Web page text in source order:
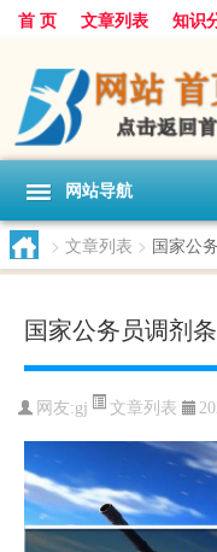
首 页 文章列表 知识
网站导航
> 文章列表 > 国家公
国家公务员调剂
网友:gj 文章列表